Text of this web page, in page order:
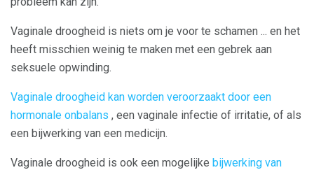
Vaginale droogheid is niets om je voor te schamen ... en het
heeft misschien weinig te maken met een gebrek aan
seksuele opwinding.
Vaginale droogheid kan worden veroorzaakt door een
hormonale onbalans , een vaginale infectie of irritatie, of als
een bijwerking van een medicijn.
Vaginale droogheid is ook een mogelijke bijwerking van